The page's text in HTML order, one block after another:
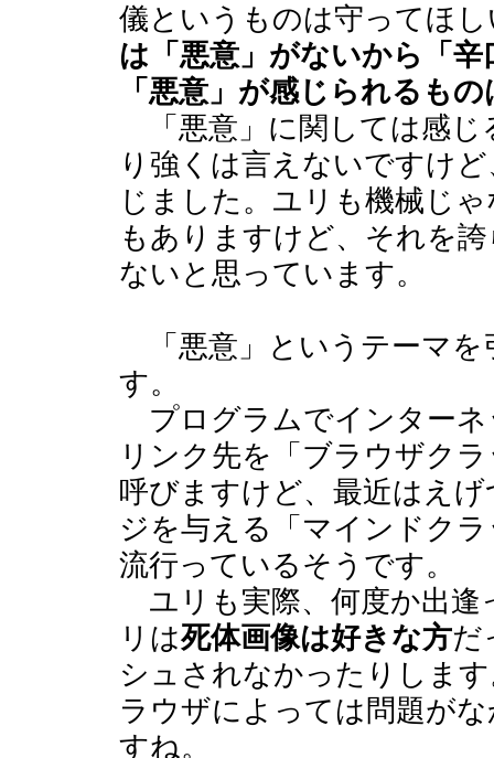
儀というものは守ってほ
は「悪意」がないから「
「悪意」が感じられるも
「悪意」に関しては感じ
り強くは言えないですけ
じました。ユリも機械じ
もありますけど、それを
ないと思っています。
「悪意」というテーマを
す。
プログラムでインターネ
リンク先を「ブラウザク
呼びますけど、最近はえ
ジを与える「マインドク
流行っているそうです。
ユリも実際、何度か出逢
リは死体画像は好きな方だ
シュされなかったりしま
ラウザによっては問題が
すね。